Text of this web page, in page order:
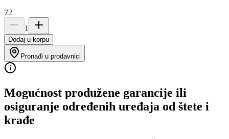
72
1
Dodaj u korpu
Pronađi u prodavnici
Mogućnost produžene garancije ili
osiguranje određenih uređaja od štete i
krađe